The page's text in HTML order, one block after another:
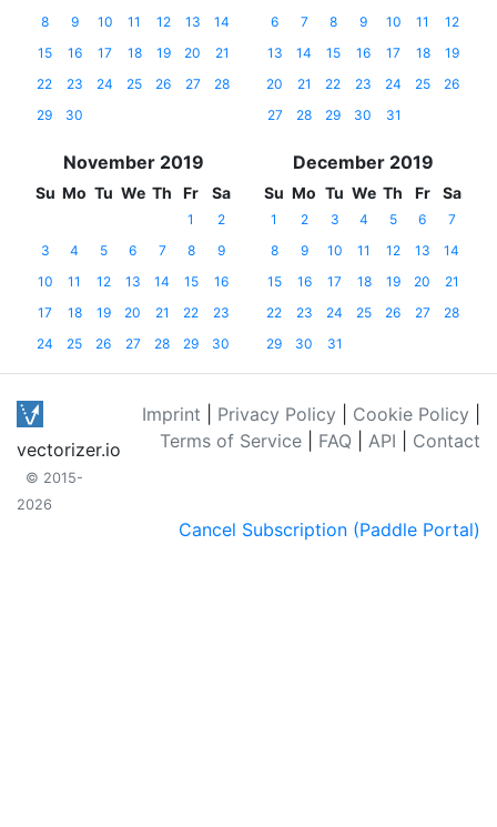
8
9 10 11 12 13
14
15
16 17 18 19 20
21
22
23 24 25 26 27
28
29
30
6
7 8 9 10 11
12
13
14 15 16 17 18
19
20
21 22 23 24 25
26
27
28 29 30 31
November 2019
Su Mo Tu We Th Fr Sa
1
2
3
4 5 6 7 8
9
10
11 12 13 14 15
16
17
18 19 20 21 22
23
24
25 26 27 28 29 30
December 2019
Su Mo Tu We Th Fr Sa
1 2 3 4 5 6
7
8
9 10 11 12 13
14
15
16 17 18 19 20
21
22
23 24 25 26 27
28
29
30 31
vectorizer.io
© 2015-
2026
Imprint Privacy Policy Cookie Policy
Terms of Service
FAQ API Contact
Cancel Subscription (Paddle Portal)